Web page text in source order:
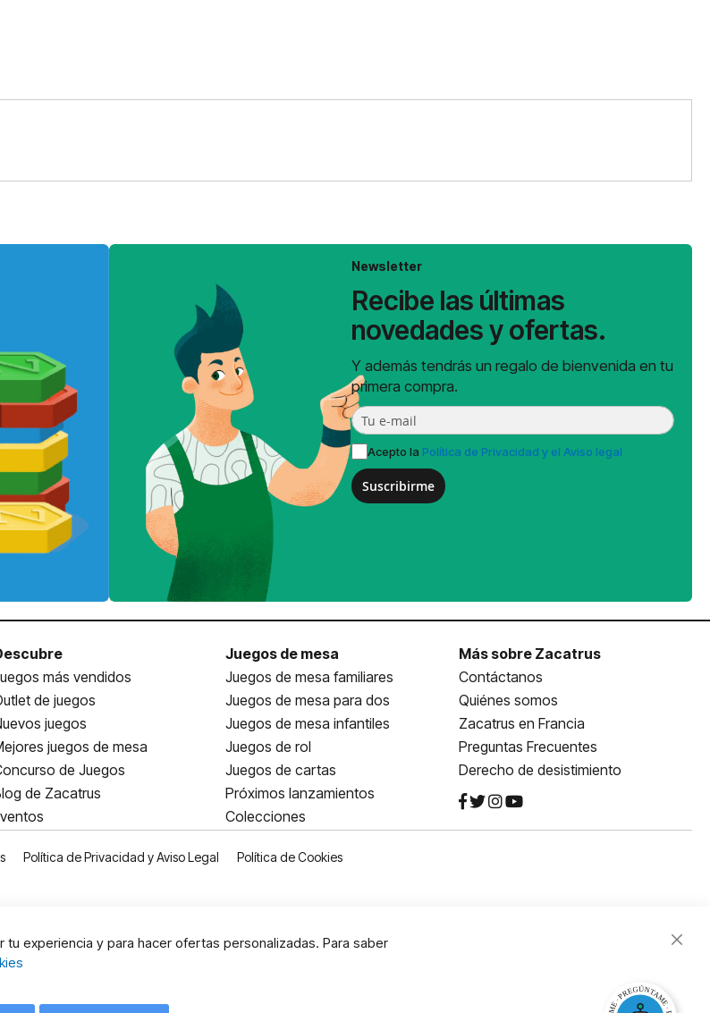
Newsletter
Recibe las últimas
novedades y ofertas.
Y además tendrás un regalo de bienvenida en tu
primera compra.
Acepto la Política de Privacidad y el Aviso legal
Suscribirme
más vendidos
de juegos
juegos
juegos de mesa
de Juegos
de Zacatrus
Juegos de mesa
Juegos de mesa familiares
Juegos de mesa para dos
Juegos de mesa infantiles
Juegos de rol
Juegos de cartas
Próximos lanzamientos
Colecciones
Más sobre Zacatrus
Contáctanos
Quiénes somos
Zacatrus en Francia
Preguntas Frecuentes
Derecho de desistimiento
Política de Privacidad y Aviso Legal Política de Cookies
tu experiencia y para hacer ofertas personalizadas. Para saber